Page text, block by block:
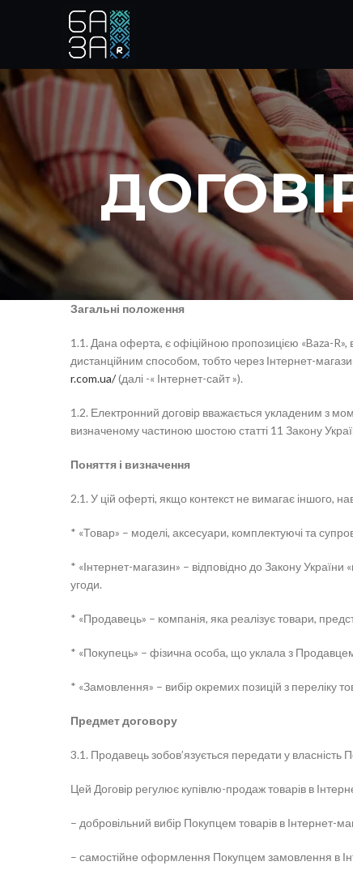
Загальні положення
1.1. Дана оферта, є офіційною пропозицією «Baza-R»,
дистанційним способом, тобто через Інтернет-
r.com.ua/(далі -« Інтернет-сайт »).
1.2. Електронний договір вважається укладеним з
визначеному частиною шостою статті 11 Закону
Поняття і визначення
2.1. У цій оферті, якщо контекст не вимагає іншого,
* «Товар» – моделі, аксесуари, комплектуючі та
* «Інтернет-магазин» – відповідно до Закону
угоди.
* «Продавець» – компанія, яка реалізує товари,
* «Покупець» – фізична особа, що уклала з
* «Замовлення» – вибір окремих позицій з переліку
Предмет договору
3.1. Продавець зобов’язується передати у
Цей Договір регулює купівлю-продаж товарів в
– добровільний вибір Покупцем товарів в Інтернет-
– самостійне оформлення Покупцем замовлення в